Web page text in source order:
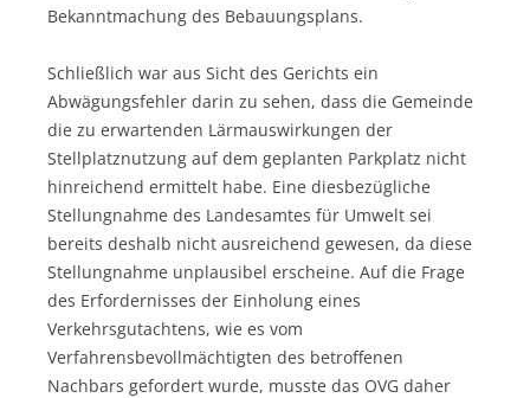
Bekanntmachung des Bebauungsplans.
Schließlich war aus Sicht des Gerichts ein
Abwägungsfehler darin zu sehen, dass die Gemeinde
die zu erwartenden Lärmauswirkungen der
Stellplatznutzung auf dem geplanten Parkplatz nicht
hinreichend ermittelt habe. Eine diesbezügliche
Stellungnahme des Landesamtes für Umwelt sei
bereits deshalb nicht ausreichend gewesen, da diese
Stellungnahme unplausibel erscheine. Auf die Frage
des Erfordernisses der Einholung eines
Verkehrsgutachtens, wie es vom
Verfahrensbevollmächtigten des betroffenen
Nachbars gefordert wurde, musste das OVG daher